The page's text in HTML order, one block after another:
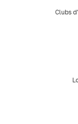
Clubs